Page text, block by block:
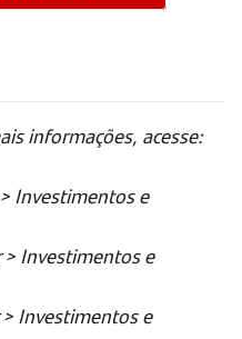
informações, acesse:
Investimentos e
Investimentos e
Investimentos e